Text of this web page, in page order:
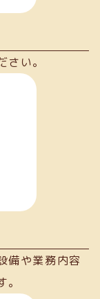
い。
備や業務内容